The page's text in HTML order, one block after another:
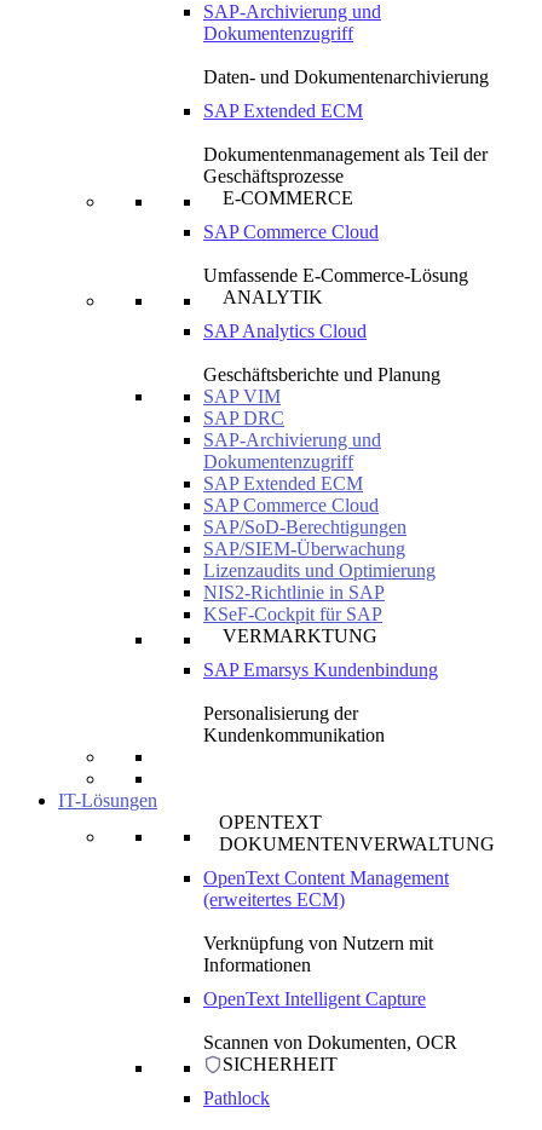
SAP-Archivierung und
Dokumentenzugriff
Daten- und Dokumentenarchivierung
SAP Extended ECM
Dokumentenmanagement als Teil der
Geschäftsprozesse
E-COMMERCE
SAP Commerce Cloud
Umfassende E-Commerce-Lösung
ANALYTIK
SAP Analytics Cloud
Geschäftsberichte und Planung
SAP VIM
SAP DRC
SAP-Archivierung und
Dokumentenzugriff
SAP Extended ECM
SAP Commerce Cloud
SAP/SoD-Berechtigungen
SAP/SIEM-Überwachung
Lizenzaudits und Optimierung
NIS2-Richtlinie in SAP
KSeF-Cockpit für SAP
VERMARKTUNG
SAP Emarsys Kundenbindung
Personalisierung der
Kundenkommunikation
IT-Lösungen
OPENTEXT
DOKUMENTENVERWALTUNG
OpenText Content Management
(erweitertes ECM)
Verknüpfung von Nutzern mit
Informationen
OpenText Intelligent Capture
Scannen von Dokumenten, OCR
SICHERHEIT
Pathlock